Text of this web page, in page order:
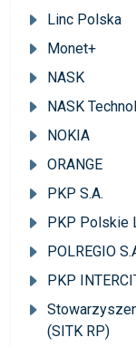
Linc Polska
Monet+
NASK
NASK
NOKIA
ORANGE
PKP S.A.
PKP Polskie
POLREGIO
PKP
(SITK RP)